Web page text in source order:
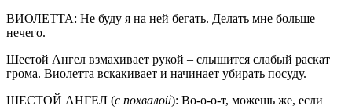
ВИОЛЕТТА: Не буду я на ней бегать. Делать мне больше
нечего.
Шестой Ангел взмахивает рукой – слышится слабый раскат
грома. Виолетта вскакивает и начинает убирать посуду.
ШЕСТОЙ АНГЕЛ (с похвалой): Во-о-о-т, можешь же, если